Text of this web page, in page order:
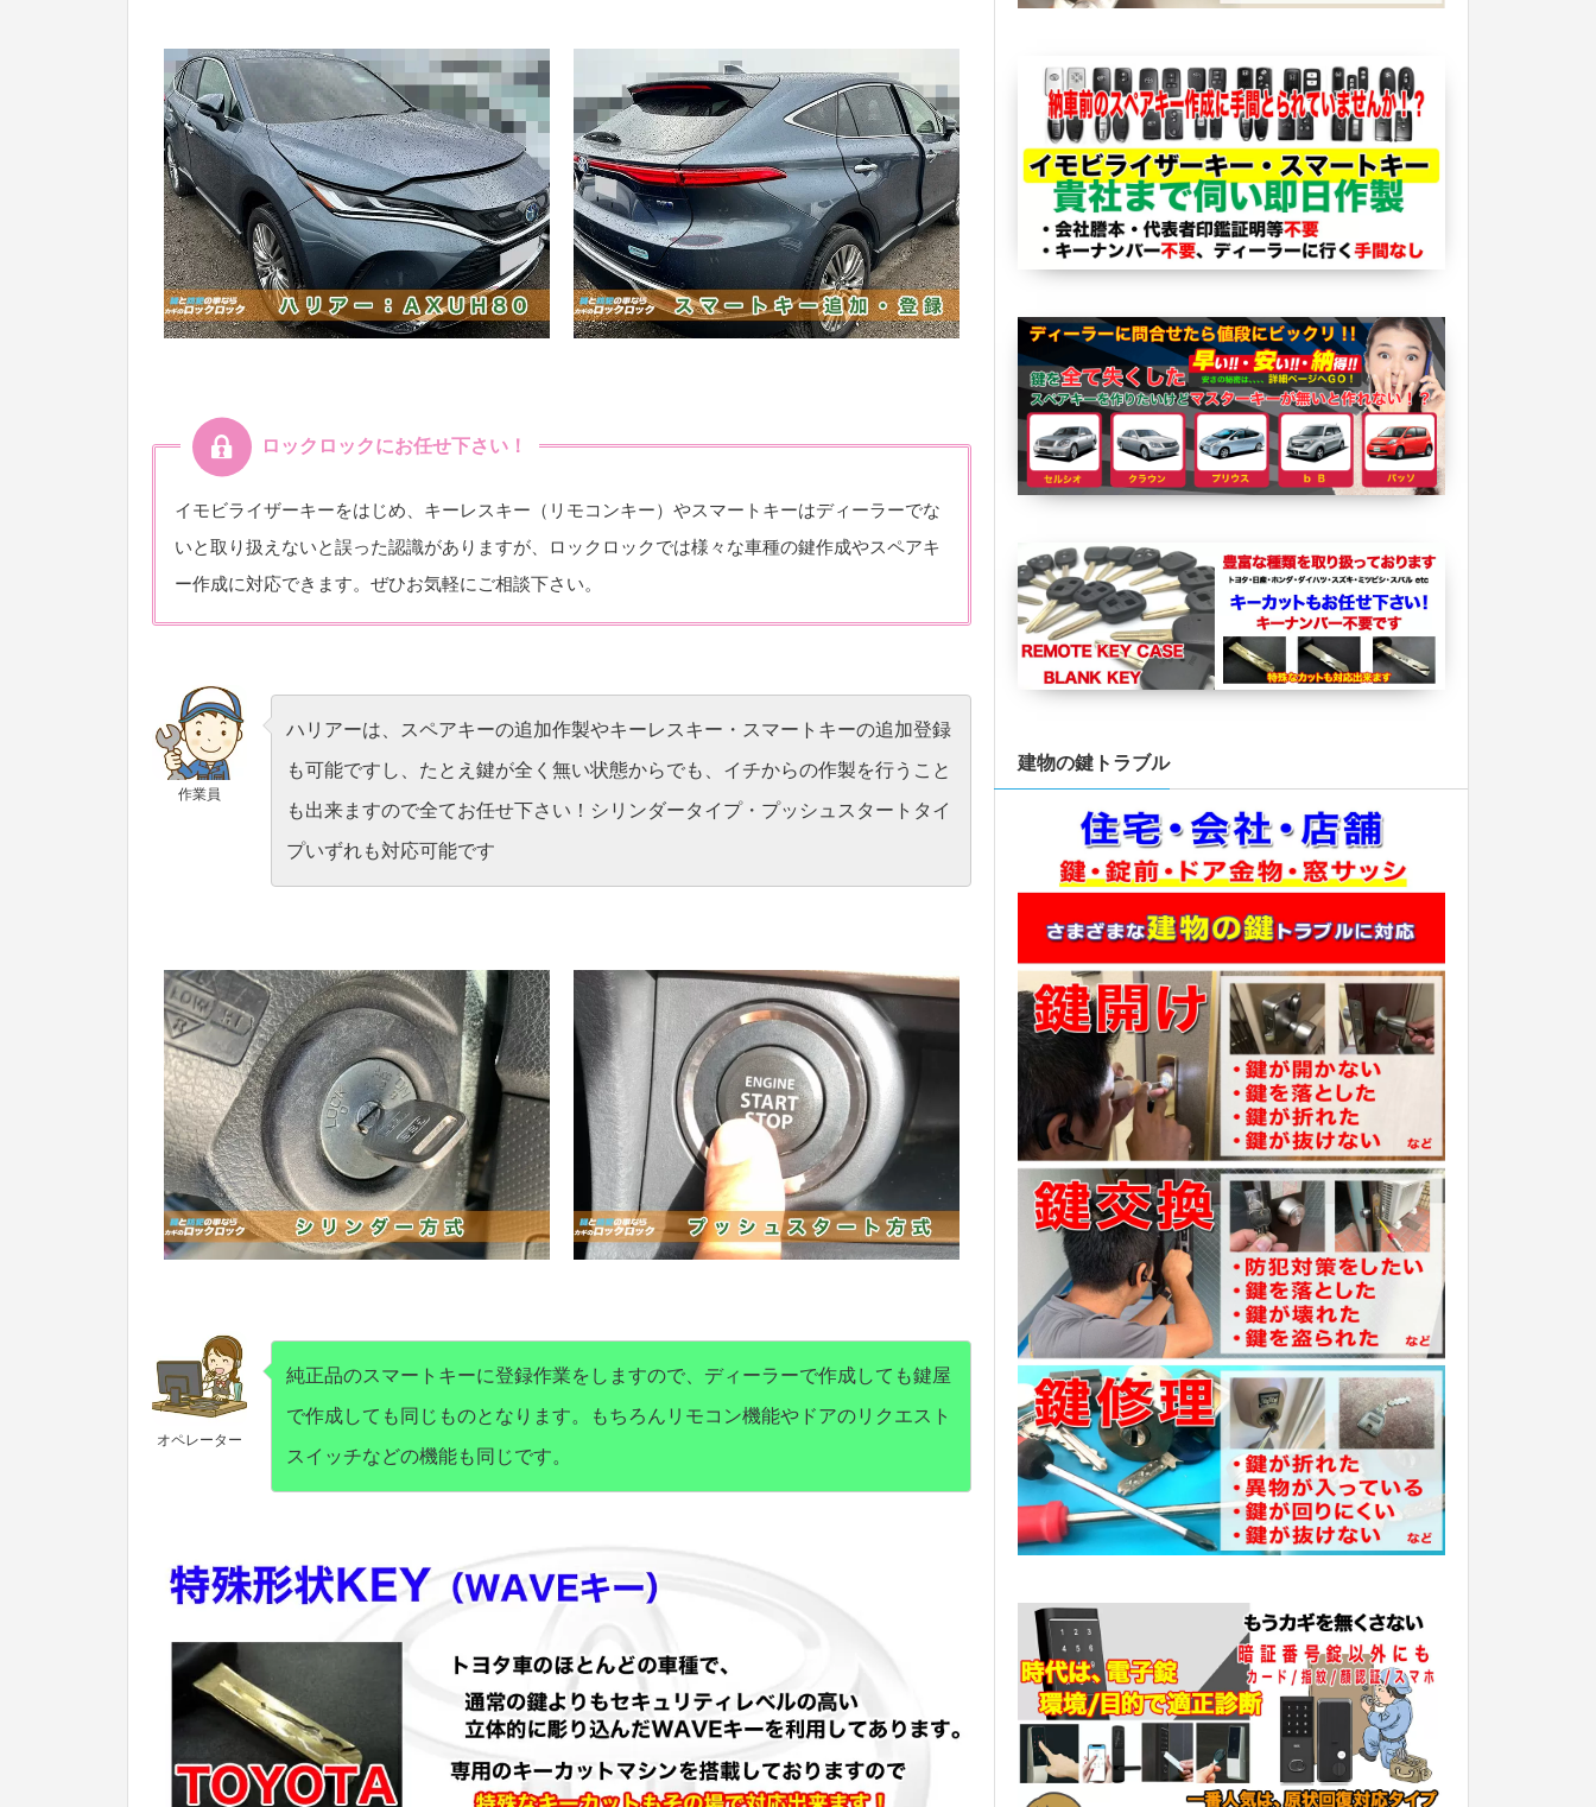
ロックロックにお任せ下さい！
イモビライザーキーをはじめ、キーレスキー（リモコンキー）やスマートキーはディーラーでな
いと取り扱えないと誤った認識がありますが、ロックロックでは様々な車種の鍵作成やスペアキ
ー作成に対応できます。ぜひお気軽にご相談下さい。
作業員
ハリアーは、スペアキーの追加作製やキーレスキー・スマートキーの追加登録
も可能ですし、たとえ鍵が全く無い状態からでも、イチからの作製を行うこと
も出来ますので全てお任せ下さい！シリンダータイプ・プッシュスタートタイ
プいずれも対応可能です
オペレーター
純正品のスマートキーに登録作業をしますので、ディーラーで作成しても鍵屋
で作成しても同じものとなります。もちろんリモコン機能やドアのリクエスト
スイッチなどの機能も同じです。
建物の鍵トラブル